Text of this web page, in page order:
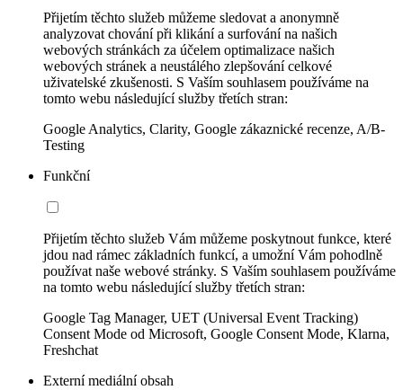
Přijetím těchto služeb můžeme sledovat a anonymně
analyzovat chování při klikání a surfování na našich
webových stránkách za účelem optimalizace našich
webových stránek a neustálého zlepšování celkové
uživatelské zkušenosti. S Vaším souhlasem používáme na
tomto webu následující služby třetích stran:
Google Analytics, Clarity, Google zákaznické recenze, A/B-
Testing
Funkční
Přijetím těchto služeb Vám můžeme poskytnout funkce, které
jdou nad rámec základních funkcí, a umožní Vám pohodlně
používat naše webové stránky. S Vaším souhlasem používáme
na tomto webu následující služby třetích stran:
Google Tag Manager, UET (Universal Event Tracking)
Consent Mode od Microsoft, Google Consent Mode, Klarna,
Freshchat
Externí mediální obsah